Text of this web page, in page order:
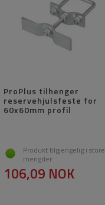
ProPlus tilhenger
reservehjulsfeste for
60x60mm profil
Produkt tilgjengelig i store
mengder
106,09 NOK